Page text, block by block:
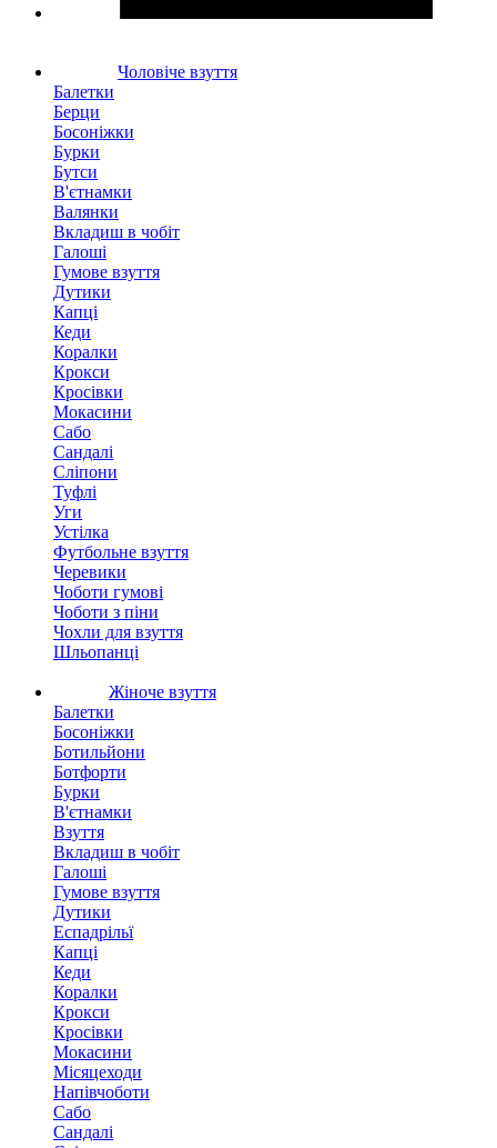
Чоловіче взуття
Балетки
Берци
Босоніжки
Бурки
Бутси
В'єтнамки
Валянки
Вкладиш в чобіт
Галоші
Гумове взуття
Дутики
Капці
Кеди
Коралки
Крокси
Кросівки
Мокасини
Сабо
Сандалі
Сліпони
Туфлі
Уги
Устілка
Футбольне взуття
Черевики
Чоботи гумові
Чоботи з піни
Чохли для взуття
Шльопанці
Жіноче взуття
Балетки
Босоніжки
Ботильйони
Ботфорти
Бурки
В'єтнамки
Взуття
Вкладиш в чобіт
Галоші
Гумове взуття
Дутики
Еспадрільї
Капці
Кеди
Коралки
Крокси
Кросівки
Мокасини
Місяцеходи
Напівчоботи
Сабо
Сандалі